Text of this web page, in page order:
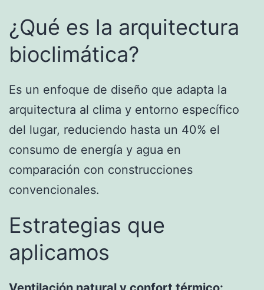
¿Qué es la arquitectura
bioclimática?
Es un enfoque de diseño que adapta la
arquitectura al clima y entorno específico
del lugar, reduciendo hasta un 40% el
consumo de energía y agua en
comparación con construcciones
convencionales.
Estrategias que
aplicamos